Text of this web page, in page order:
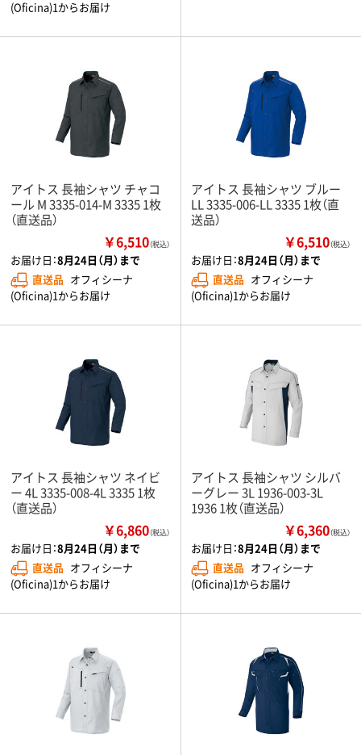
(Oficina)1からお届け
アイトス 長袖シャツ チャコ
ール M 3335-014-M 3335 1枚
（直送品）
￥6,510（税込）
お届け日：8月24日（月）まで
直送品 オフィシーナ
(Oficina)1からお届け
アイトス 長袖シャツ ブルー
LL 3335-006-LL 3335 1枚（直
送品）
￥6,510（税込）
お届け日：8月24日（月）まで
直送品 オフィシーナ
(Oficina)1からお届け
アイトス 長袖シャツ ネイビ
ー 4L 3335-008-4L 3335 1枚
（直送品）
￥6,860（税込）
お届け日：8月24日（月）まで
直送品 オフィシーナ
(Oficina)1からお届け
アイトス 長袖シャツ シルバ
ーグレー 3L 1936-003-3L
1936 1枚（直送品）
￥6,360（税込）
お届け日：8月24日（月）まで
直送品 オフィシーナ
(Oficina)1からお届け